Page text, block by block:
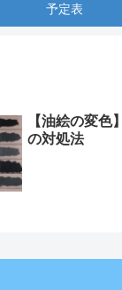
予定表
【油絵の変色
の対処法